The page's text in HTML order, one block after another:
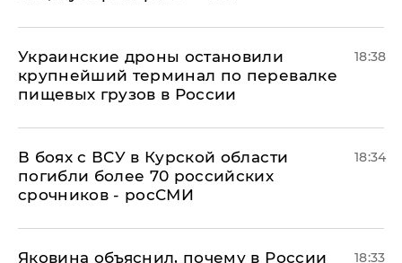
Украинские дроны остановили
крупнейший терминал по перевалке
пищевых грузов в России
18:38
В боях с ВСУ в Курской области
погибли более 70 российских
срочников - росСМИ
18:34
Яковина объяснил, почему в России
18:33